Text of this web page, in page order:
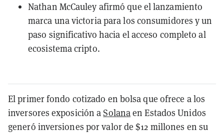
Nathan McCauley afirmó que el lanzamiento
marca una victoria para los consumidores y un
paso significativo hacia el acceso completo al
ecosistema cripto.
El primer fondo cotizado en bolsa que ofrece a los
inversores exposición aSolanaen Estados Unidos
generó inversiones por valor de $12 millones en su